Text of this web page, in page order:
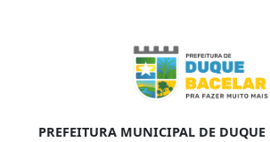
PREFEITURA MUNICIPAL DE DUQUE